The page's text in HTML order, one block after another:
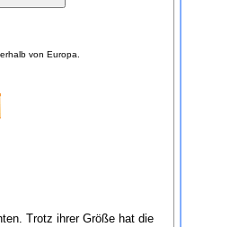
von Europa.
Trotz ihrer Größe hat die